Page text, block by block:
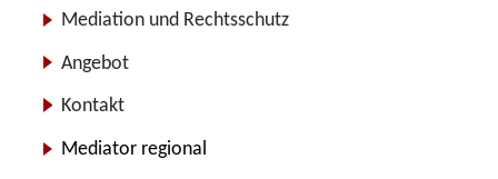
Mediation und Rechtsschutz
Angebot
Kontakt
Mediator regional